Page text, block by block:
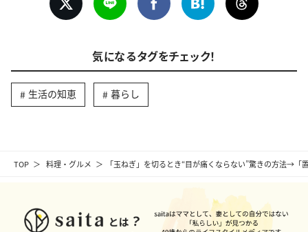
TOP 料理・グルメ 「玉ねぎ」を切るとき“目が痛くならない”驚きの方法→「
気になるタグをチェック！
生活の知恵 暮らし